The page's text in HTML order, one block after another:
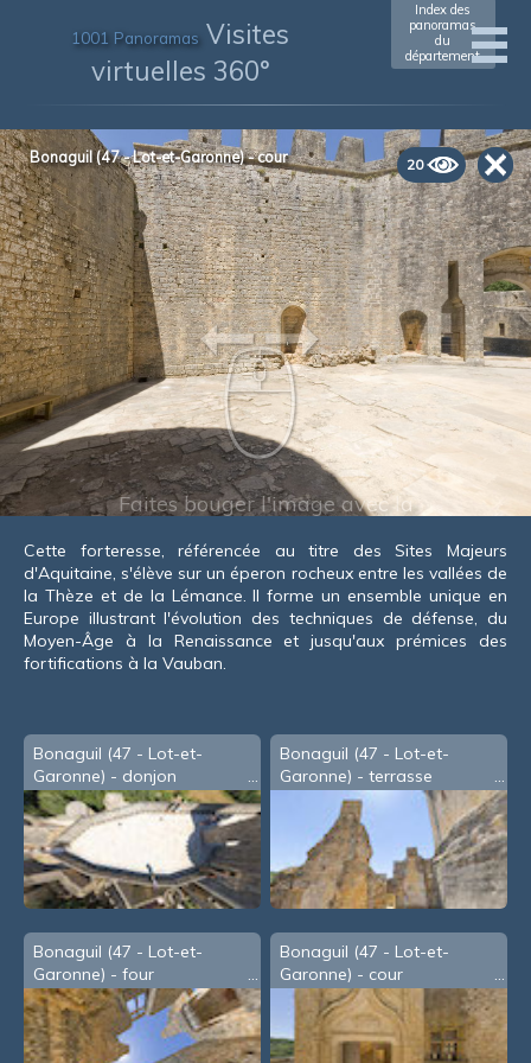
1001 Panoramas Visites
virtuelles 360°
Index des
panoramas
du
département
20
Bonaguil (47 - Lot-et-Garonne) - cour
Cette forteresse, référencée au titre des Sites Majeurs
d'Aquitaine, s'élève sur un éperon rocheux entre les vallées de
la Thèze et de la Lémance. Il forme un ensemble unique en
Europe illustrant l'évolution des techniques de défense, du
Moyen-Âge à la Renaissance et jusqu'aux prémices des
fortifications à la Vauban.
Bonaguil (47 - Lot-et-
Garonne) - donjon
Bonaguil (47 - Lot-et-
Garonne) - terrasse
Bonaguil (47 - Lot-et-
Garonne) - four
Bonaguil (47 - Lot-et-
Garonne) - cour